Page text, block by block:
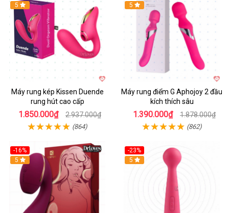
Hot
5
Máy rung kép Kissen Duende
rung hút cao cấp
1.850.000₫ 2.937.000₫
(864)
Hot
5
Máy rung điểm G Aphojoy 2 đầu
kích thích sâu
1.390.000₫ 1.878.000₫
(862)
-16%
Hot
5
-23%
Hot
5